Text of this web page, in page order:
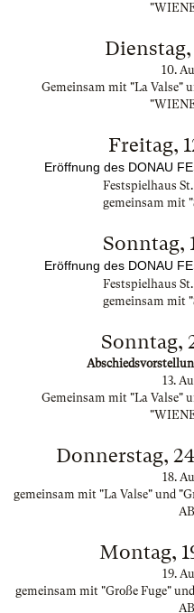
Dienstag,
10.
Gemeinsam mit "La Valse"
Freitag,
Eröffnung des DONAU
Festspielhaus
gemeinsam mit
Sonntag,
Eröffnung des DONAU
Festspielhaus
gemeinsam mit
Sonntag,
13.
Gemeinsam mit "La Valse"
Donnerstag,
18.
gemeinsam mit "La Valse" und
Montag,
19.
gemeinsam mit "Große Fuge"